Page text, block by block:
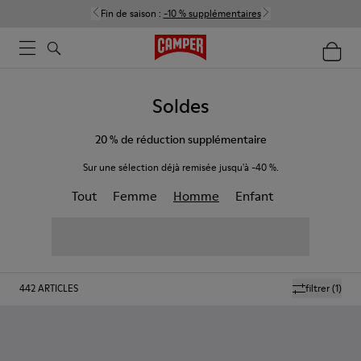
Fin de saison : -10 % supplémentaires
Soldes
20 % de réduction supplémentaire
Sur une sélection déjà remisée jusqu'à -40 %.
Tout Femme Homme Enfant
filtrer(1)
442ARTICLES